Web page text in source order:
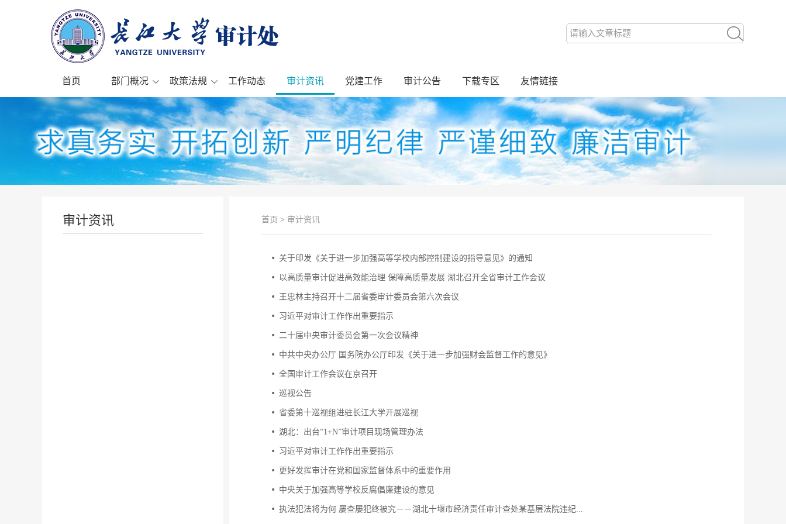
首页 部门概况 政策法规 工作动态 审计资讯 党建工作 审计公告 下载专区 友情链接
审计资讯 首页 > 审计资讯
关于印发《关于进一步加强高等学校内部控制建设的指导意见》的通知
以高质量审计促进高效能治理 保障高质量发展 湖北召开全省审计工作会议
王忠林主持召开十二届省委审计委员会第六次会议
习近平对审计工作作出重要指示
二十届中央审计委员会第一次会议精神
中共中央办公厅 国务院办公厅印发《关于进一步加强财会监督工作的意见》
全国审计工作会议在京召开
巡视公告
省委第十巡视组进驻长江大学开展巡视
湖北：出台“1+N”审计项目现场管理办法
习近平对审计工作作出重要指示
更好发挥审计在党和国家监督体系中的重要作用
中央关于加强高等学校反腐倡廉建设的意见
执法犯法将为何 屡查屡犯终被究－－湖北十堰市经济责任审计查处某基层法院违纪...